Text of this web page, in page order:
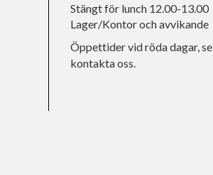
Stängt för lunch 12.00-13.00
Lager/Kontor och avvikande
Öppettider vid röda dagar, se
kontakta oss.